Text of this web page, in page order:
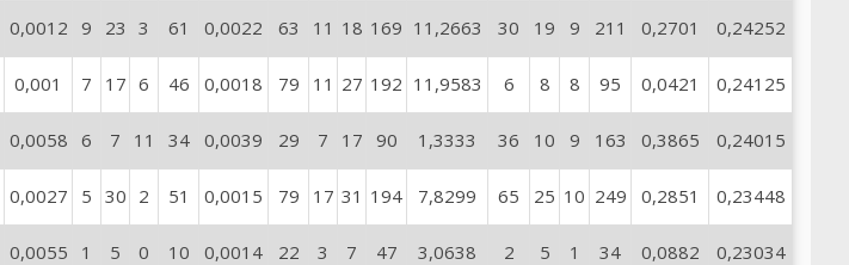
0,0012 9 23 3 61 0,0022 63 11 18 169 11,2663 30 19 9 211 0,2701 0,24252
0,001 7 17 6 46 0,0018 79 11 27 192 11,9583 6 8 8 95 0,0421 0,24125
0,0058 6 7 11 34 0,0039 29 7 17 90 1,3333 36 10 9 163 0,3865 0,24015
0,0027 5 30 2 51 0,0015 79 17 31 194 7,8299 65 25 10 249 0,2851 0,23448
0,0055 1 5 0 10 0,0014 22 3 7 47 3,0638 2 5 1 34 0,0882 0,23034